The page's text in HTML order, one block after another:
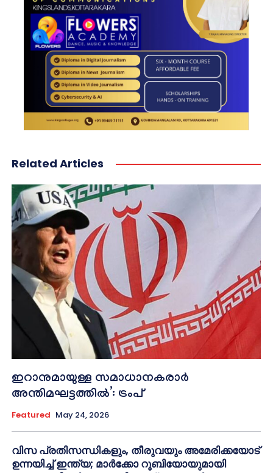
Related Articles
ഇറാനുമായുള്ള സമാധാനകരാർ
അന്തിമഘട്ടത്തിൽ‌’: ട്രംപ്
Featured May 24, 2026
വിസ പ്രതിസന്ധികളും, തീരുവയും അമേരിക്കയോട്
ഉന്നയിച്ച് ഇന്ത്യ; മാർക്കോ റൂബിയോയുമായി